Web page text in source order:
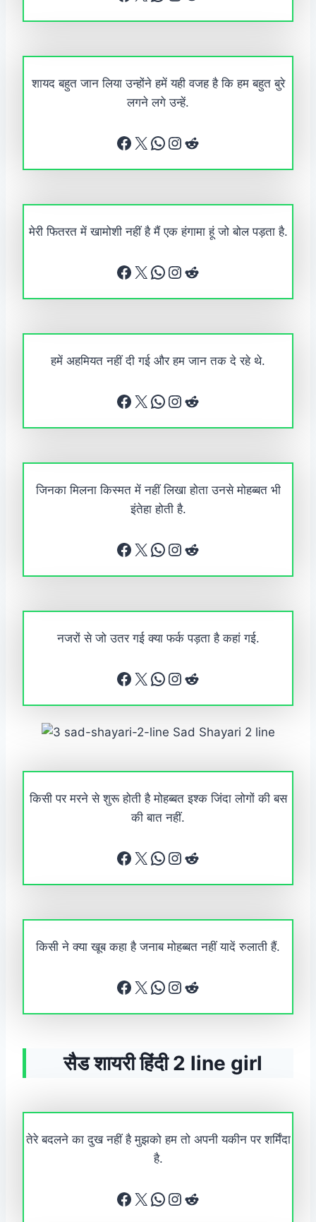
शायद बहुत जान लिया उन्होंने हमें यही वजह है कि हम बहुत बुरे
लगने लगे उन्हें.
Facebook X WhatsApp Instagram Reddit
मेरी फितरत में खामोशी नहीं है मैं एक हंगामा हूं जो बोल पड़ता है.
Facebook X WhatsApp Instagram Reddit
हमें अहमियत नहीं दी गई और हम जान तक दे रहे थे.
Facebook X WhatsApp Instagram Reddit
जिनका मिलना किस्मत में नहीं लिखा होता उनसे मोहब्बत भी
इंतेहा होती है.
Facebook X WhatsApp Instagram Reddit
नजरों से जो उतर गई क्या फर्क पड़ता है कहां गई.
Facebook X WhatsApp Instagram Reddit
किसी पर मरने से शुरू होती है मोहब्बत इश्क जिंदा लोगों की बस
की बात नहीं.
Facebook X WhatsApp Instagram Reddit
किसी ने क्या खूब कहा है जनाब मोहब्बत नहीं यादें रुलाती हैं.
Facebook X WhatsApp Instagram Reddit
सैड शायरी हिंदी 2 line girl
तेरे बदलने का दुख नहीं है मुझको हम तो अपनी यकीन पर शर्मिंदा
है.
Facebook X WhatsApp Instagram Reddit